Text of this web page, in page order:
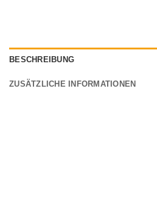
BESCHREIBUNG
ZUSÄTZLICHE INFORMATIONEN